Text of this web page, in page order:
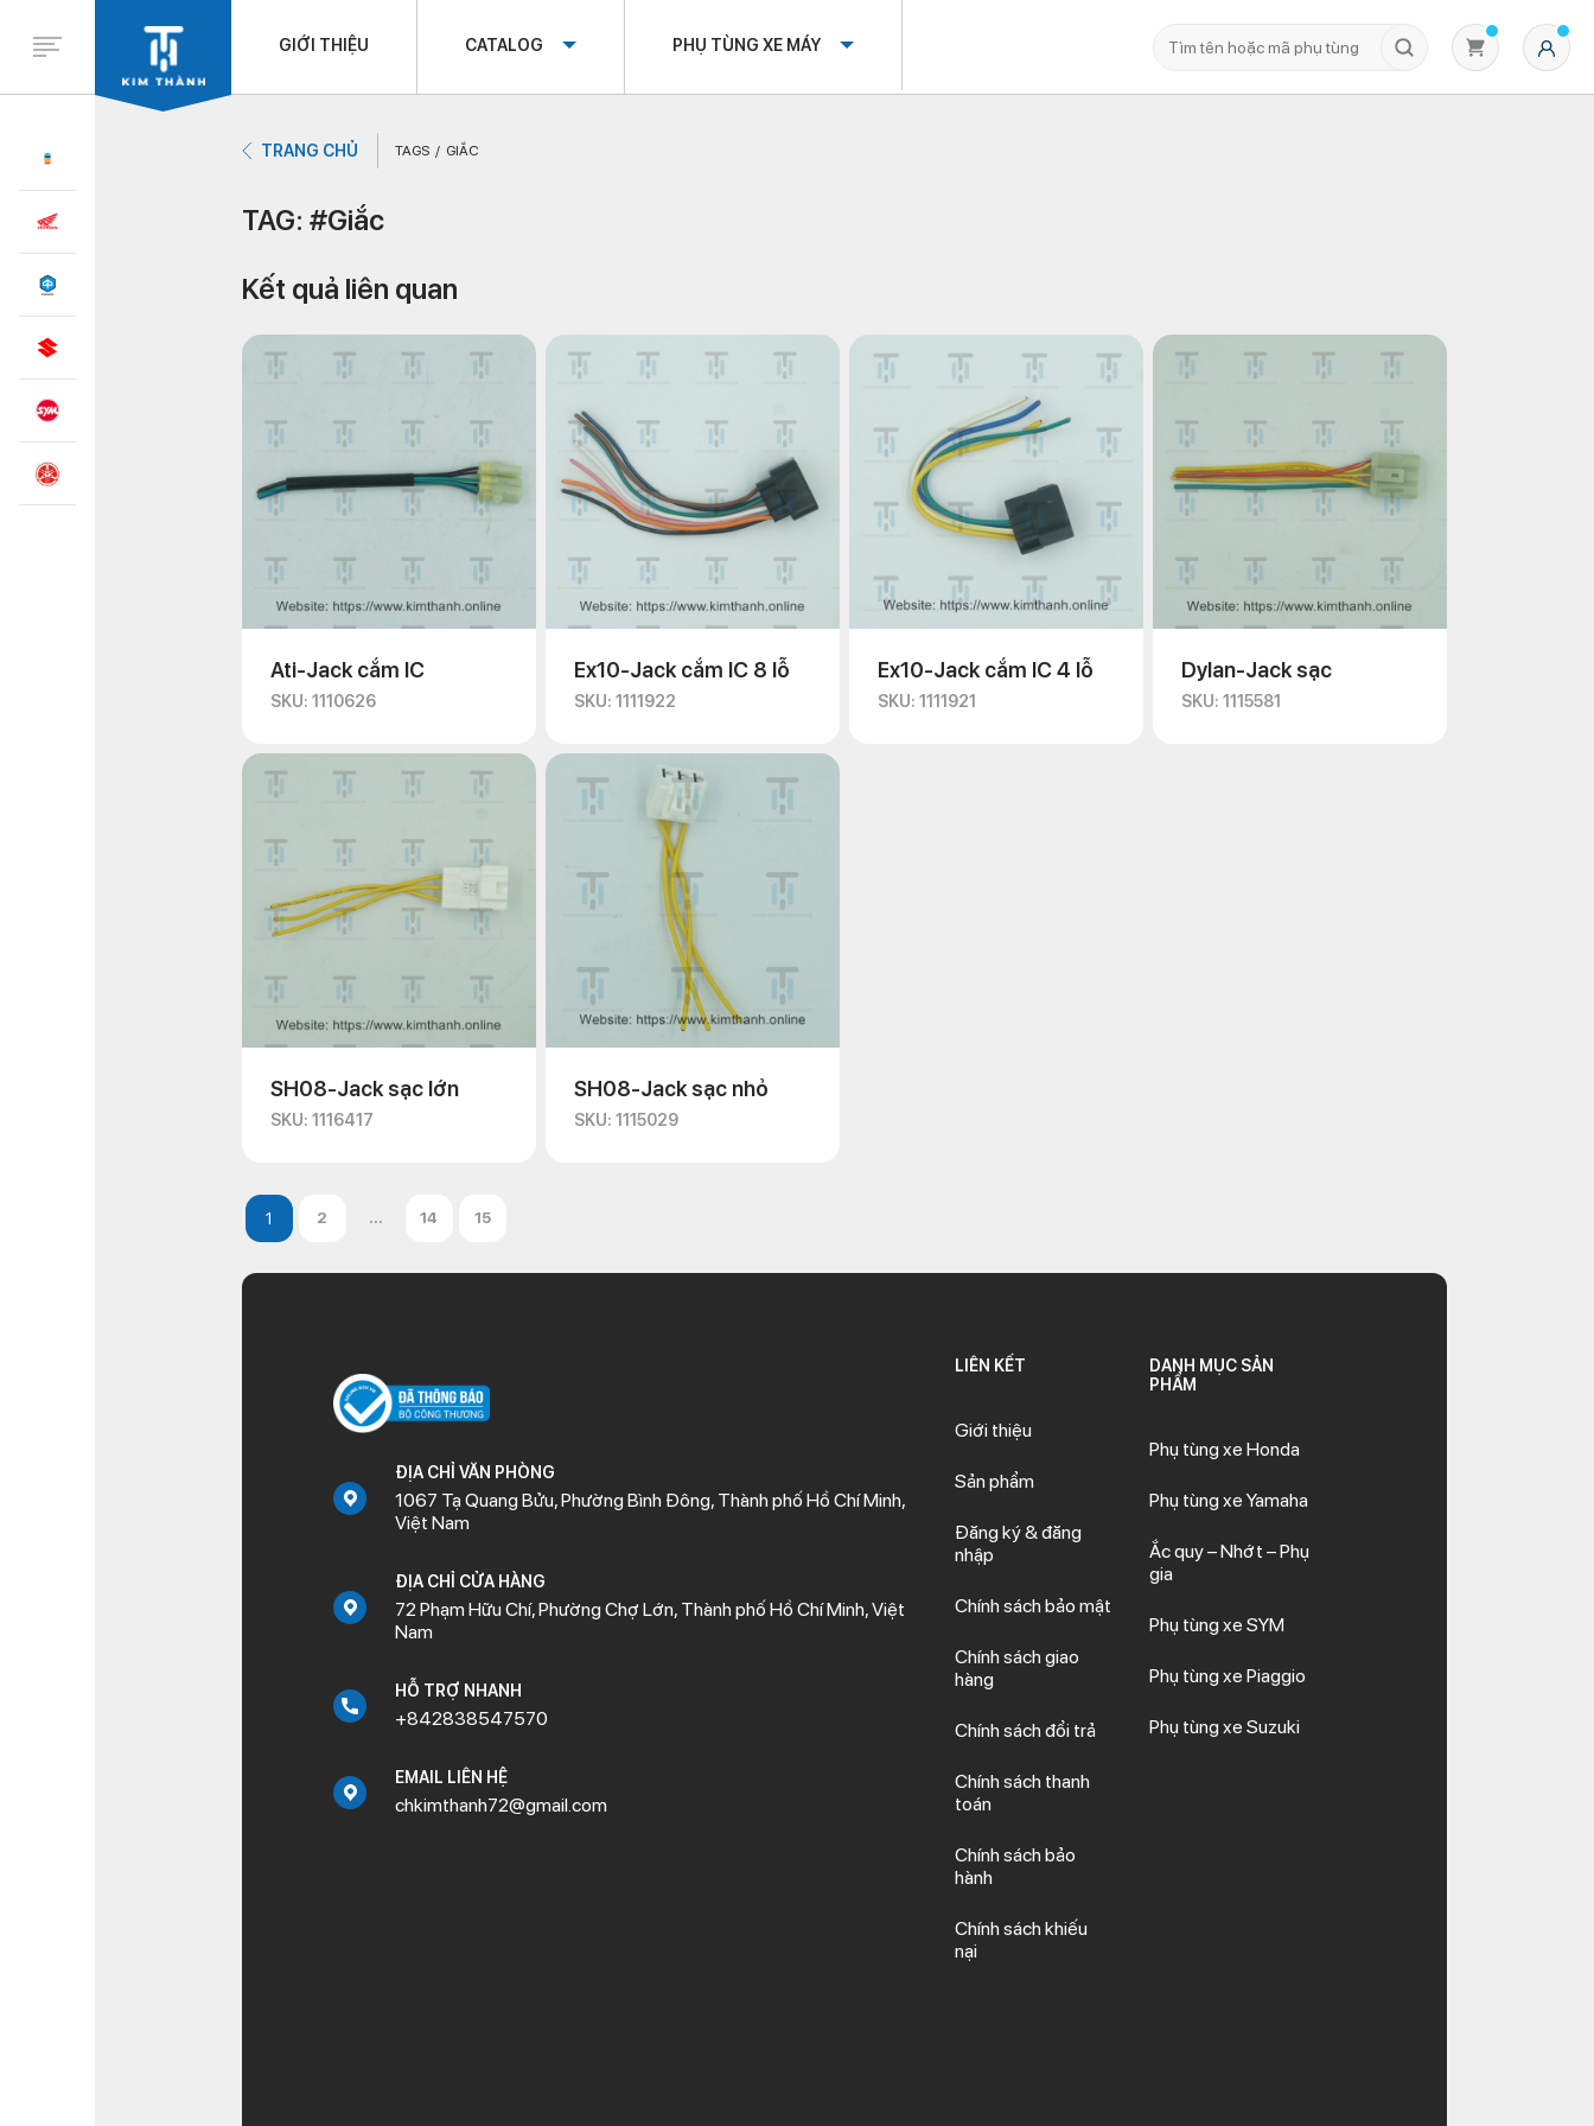
GIỚI THIỆU CATALOG PHỤ TÙNG XE MÁY
Không có sản phẩm nào trong giỏ hàng
TRANG CHỦ TAGS GIẮC
TAG: #Giắc
Kết quả liên quan
Ati-Jack cắm IC
SKU: 1110626
Ex10-Jack cắm IC 8 lỗ
SKU: 1111922
Ex10-Jack cắm IC 4 lỗ
SKU: 1111921
Dylan-Jack sạc
SKU: 1115581
SH08-Jack sạc lớn
SKU: 1116417
SH08-Jack sạc nhỏ
SKU: 1115029
2 ... 14 15
ĐỊA CHỈ VĂN PHÒNG
1067 Tạ Quang Bửu, Phường Bình Đông, Thành phố Hồ Chí Minh,
Việt Nam
ĐỊA CHỈ CỬA HÀNG
72 Phạm Hữu Chí, Phường Chợ Lớn, Thành phố Hồ Chí Minh, Việt
Nam
HỖ TRỢ NHANH
+842838547570
EMAIL LIÊN HỆ
chkimthanh72@gmail.com
LIÊN KẾT
Giới thiệu
Sản phẩm
Đăng ký & đăng
nhập
Chính sách bảo mật
Chính sách giao
hàng
Chính sách đổi trả
Chính sách thanh
toán
Chính sách bảo
hành
Chính sách khiếu
nại
DANH MỤC SẢN
PHẨM
Phụ tùng xe Honda
Phụ tùng xe Yamaha
Ắc quy – Nhớt – Phụ
gia
Phụ tùng xe SYM
Phụ tùng xe Piaggio
Phụ tùng xe Suzuki